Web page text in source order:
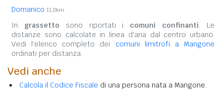
Domanico 11,0km
In grassetto sono riportati i comuni confinanti. Le
distanze sono calcolate in linea d'aria dal centro urbano.
Vedi l'elenco completo dei comuni limitrofi a Mangone
ordinati per distanza.
Vedi anche
Calcola il Codice Fiscale di una persona nata a Mangone.